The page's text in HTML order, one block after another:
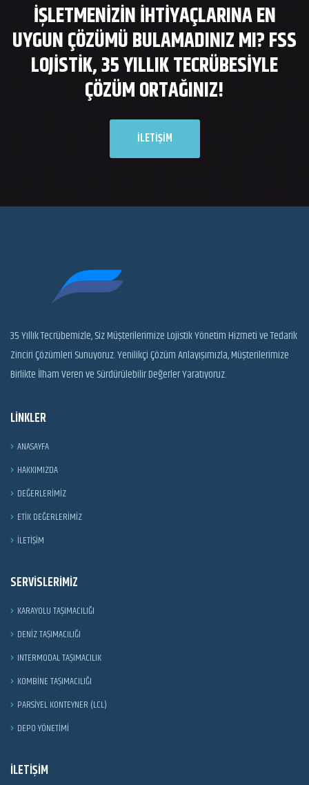
İŞLETMENIZIN IHTIYAÇLARINA EN
UYGUN ÇÖZÜMÜ BULAMADINIZ MI? FSS
LOJISTIK, 35 YILLIK TECRÜBESIYLE
ÇÖZÜM ORTAĞINIZ!
İLETIŞIM
35 Yıllık Tecrübemizle, Siz Müşterilerimize Lojistik Yönetim Hizmeti ve Tedarik
Zinciri Çözümleri Sunuyoruz. Yenilikçi Çözüm Anlayışımızla, Müşterilerimize
Birlikte İlham Veren ve Sürdürülebilir Değerler Yaratıyoruz.
LINKLER
ANASAYFA
HAKKIMIZDA
DEĞERLERIMIZ
ETIK DEĞERLERIMIZ
İLETIŞIM
SERVISLERIMIZ
KARAYOLU TAŞIMACILIĞI
DENIZ TAŞIMACILIĞI
INTERMODAL TAŞIMACILIK
KOMBINE TAŞIMACILIĞI
PARSIYEL KONTEYNER (LCL)
DEPO YÖNETIMI
İLETIŞIM